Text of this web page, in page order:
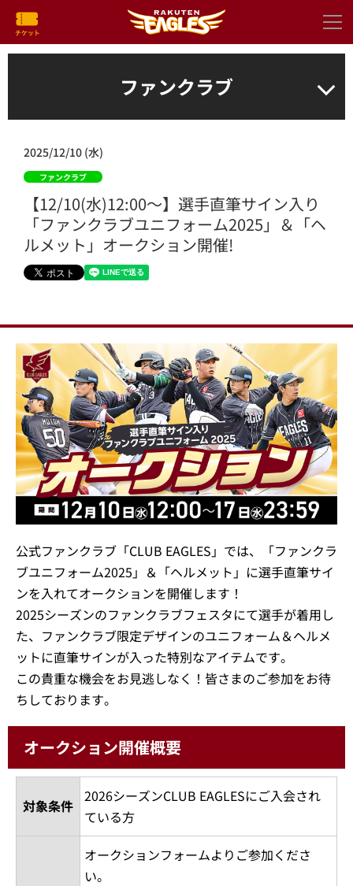
ファンクラブ
2025/12/10 (水)
ファンクラブ
【12/10(水)12:00～】選手直筆サイン入り
「ファンクラブユニフォーム2025」＆「ヘ
ルメット」オークション開催!
公式ファンクラブ「CLUB EAGLES」では、「ファンクラ
ブユニフォーム2025」＆「ヘルメット」に選手直筆サイ
ンを入れてオークションを開催します！
2025シーズンのファンクラブフェスタにて選手が着用し
た、ファンクラブ限定デザインのユニフォーム＆ヘルメ
ットに直筆サインが入った特別なアイテムです。
この貴重な機会をお見逃しなく！皆さまのご参加をお待
ちしております。
オークション開催概要
対象条件
2026シーズンCLUB EAGLESにご入会され
ている方
オークションフォームよりご参加くださ
い。